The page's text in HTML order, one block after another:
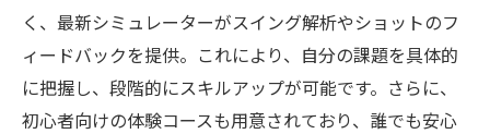
く、最新シミュレーターがスイング解析やショットのフ
ィードバックを提供。これにより、自分の課題を具体的
に把握し、段階的にスキルアップが可能です。さらに、
初心者向けの体験コースも用意されており、誰でも安心